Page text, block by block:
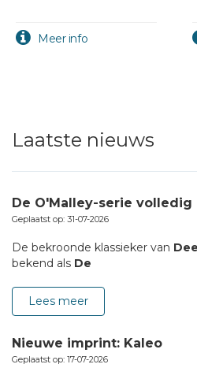
Laatste nieuws
De O'Malley-serie volledig
Geplaatst op: 31-07-2026
De bekroonde klassieker van
bekend als De
Lees meer
Nieuwe imprint: Kaleo
Geplaatst op: 17-07-2026